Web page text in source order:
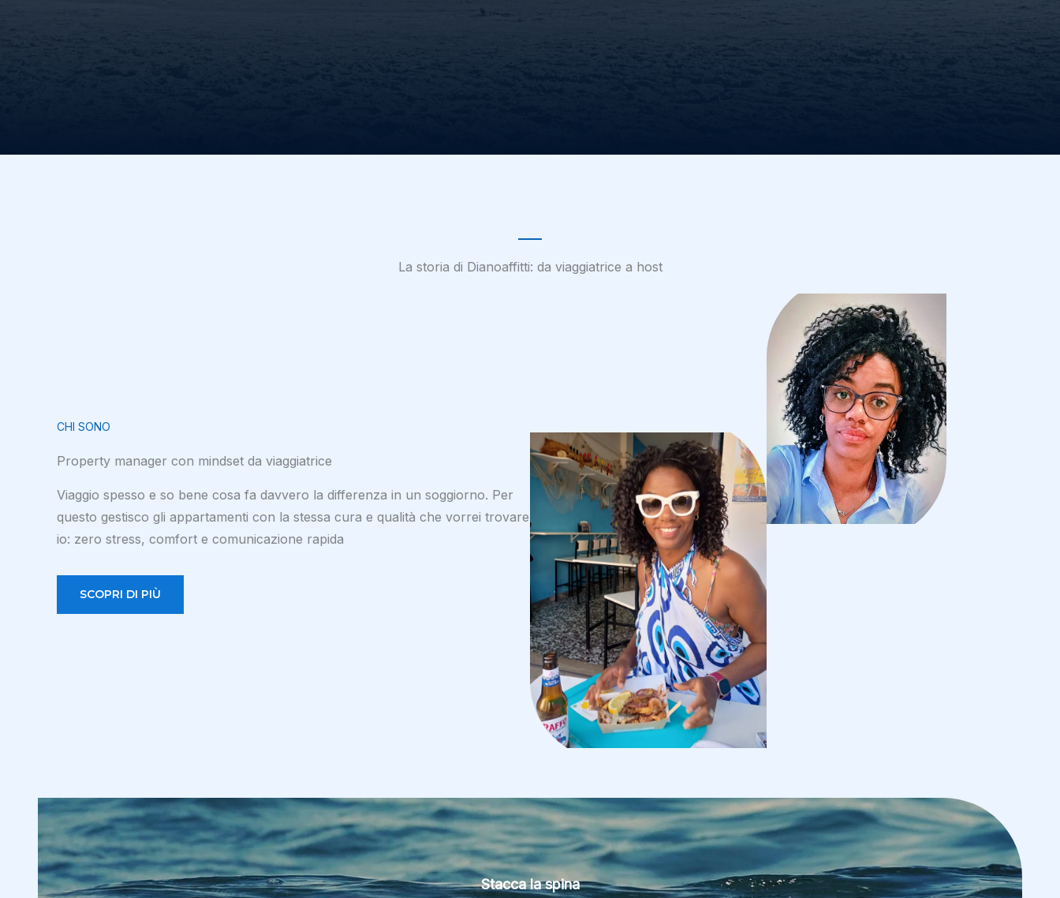
La storia di Dianoaffitti: da viaggiatrice a host
CHI SONO
Property manager con mindset da viaggiatrice
Viaggio spesso e so bene cosa fa davvero la differenza in un soggiorno. Per
questo gestisco gli appartamenti con la stessa cura e qualità che vorrei trovare
io: zero stress, comfort e comunicazione rapida
SCOPRI DI PIÙ
Stacca la spina